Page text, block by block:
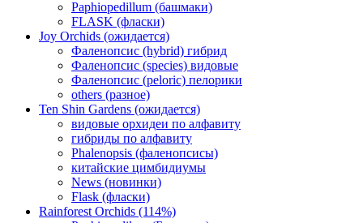
Paphiopedillum (башмаки)
FLASK (фласки)
Joy Orchids (ожидается)
Фаленопсис (hybrid) гибрид
Фаленопсис (species) видовые
Фаленопсис (peloric) пелорики
others (разное)
Ten Shin Gardens (ожидается)
видовые орхидеи по алфавиту
гибриды по алфавиту
Phalenopsis (фаленопсисы)
китайские цимбидиумы
News (новинки)
Flask (фласки)
Rainforest Orchids (114%)